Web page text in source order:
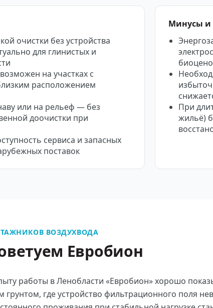
очистки без устройства
для глинистых и
на участках с
расположением
или на рельеф — без
доочистки при
сервиса и запасных
поставок
Минусы и
При
жильё)
ВОЗДУХВОДА
Евробион
работы в Ленобласти «Евробион» хорошо
грунтом, где устройство фильтрационного поля